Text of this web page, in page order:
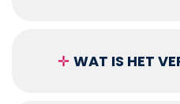
✛ WAT IS HET